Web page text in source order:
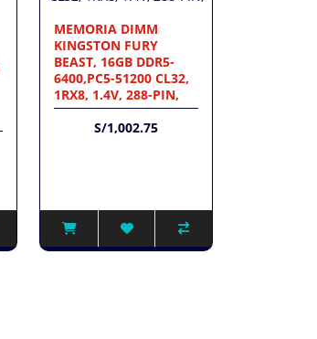
MEMORIA DIMM
KINGSTON FURY
BEAST, 16GB DDR5-
6400,PC5-51200 CL32,
1RX8, 1.4V, 288-PIN,
S/1,002.75